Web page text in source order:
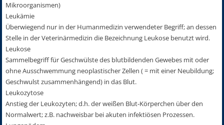
Mikroorganismen)
Leukämie
Überwiegend nur in der Humanmedizin verwendeter Begriff; an dessen
Stelle in der Veterinärmedizin die Bezeichnung Leukose benutzt wird.
Leukose
Sammelbegriff für Geschwülste des blutbildenden Gewebes mit oder
ohne Ausschwemmung neoplastischer Zellen ( = mit einer Neubildung;
Geschwulst zusammenhängend) in das Blut.
Leukozytose
Anstieg der Leukozyten; d.h. der weißen Blut-Körperchen über den
Normalwert; z.B. nachweisbar bei akuten infektiösen Prozessen.